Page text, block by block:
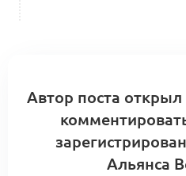
Автор поста открыл
Альянса